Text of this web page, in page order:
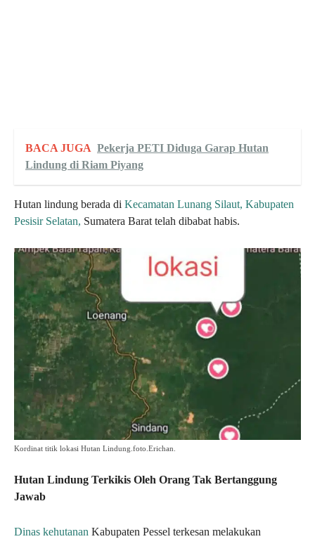
BACA JUGA Pekerja PETI Diduga Garap Hutan
Lindung di Riam Piyang
Hutan lindung berada di Kecamatan Lunang Silaut, Kabupaten
Pesisir Selatan, Sumatera Barat telah dibabat habis.
Kordinat titik lokasi Hutan Lindung.foto.Erichan.
Hutan Lindung Terkikis Oleh Orang Tak Bertanggung
Jawab
Dinas kehutanan Kabupaten Pessel terkesan melakukan